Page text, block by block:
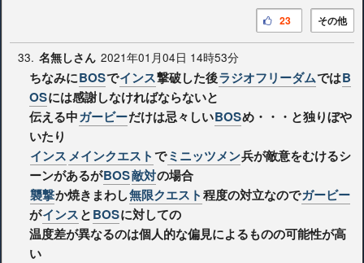
その他
23
33. 名無しさん 2021年01月04日 14時53分
ちなみにBOSでインス撃破した後ラジオフリーダムではB
OSには感謝しなければならないと
伝える中ガービーだけは忌々しいBOSめ・・・と独りぼや
いたり
インスメインクエストでミニッツメン兵が敵意をむけるシ
ーンがあるがBOS敵対の場合
襲撃か焼きまわし無限クエスト程度の対立なのでガービー
がインスとBOSに対しての
温度差が異なるのは個人的な偏見によるものの可能性が高
い